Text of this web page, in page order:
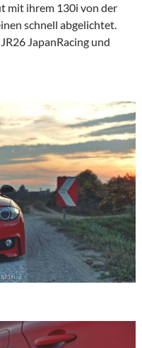
mit ihrem 130i von der
schnell abgelichtet.
JapanRacing und